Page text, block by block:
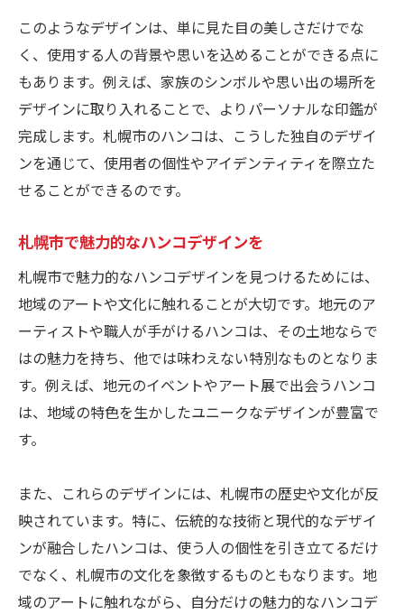
このようなデザインは、単に見た目の美しさだけでな
く、使用する人の背景や思いを込めることができる点に
もあります。例えば、家族のシンボルや思い出の場所を
デザインに取り入れることで、よりパーソナルな印鑑が
完成します。札幌市のハンコは、こうした独自のデザイ
ンを通じて、使用者の個性やアイデンティティを際立た
せることができるのです。
札幌市で魅力的なハンコデザインを
札幌市で魅力的なハンコデザインを見つけるためには、
地域のアートや文化に触れることが大切です。地元のア
ーティストや職人が手がけるハンコは、その土地ならで
はの魅力を持ち、他では味わえない特別なものとなりま
す。例えば、地元のイベントやアート展で出会うハンコ
は、地域の特色を生かしたユニークなデザインが豊富で
す。
また、これらのデザインには、札幌市の歴史や文化が反
映されています。特に、伝統的な技術と現代的なデザイ
ンが融合したハンコは、使う人の個性を引き立てるだけ
でなく、札幌市の文化を象徴するものともなります。地
域のアートに触れながら、自分だけの魅力的なハンコデ